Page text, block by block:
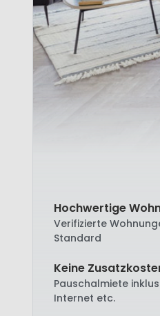
Hochwertige
Verifizierte
Standard
Keine
Pauschalmiete
Internet etc.